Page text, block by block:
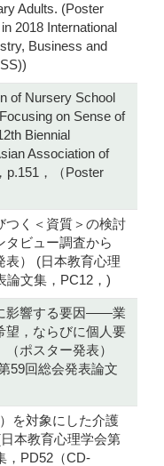
Adults. (Poster
2018 International
Business and
of Nursery School
on Sense of
Biennial
Association of
p.151，（Poster
つく＜資質＞の検討
ビュー調査から
） (日本教育心理
論文集，PC12，)
影響する要因――業
望，ならびに個人要
ポスター発表）
59回総会発表論文
を対象にした介護
本教育心理学会第
，PD52（CD-